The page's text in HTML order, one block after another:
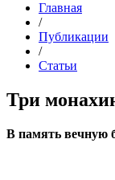
Главная
/
Публикации
/
Статьи
Три
В память вечную